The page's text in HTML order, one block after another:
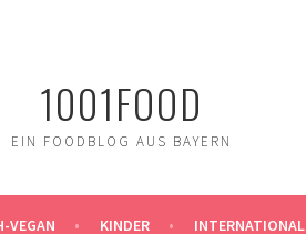
1001FOOD
EIN FOODBLOG AUS BAYERN
VEGAN KINDER INTERNATIONAL